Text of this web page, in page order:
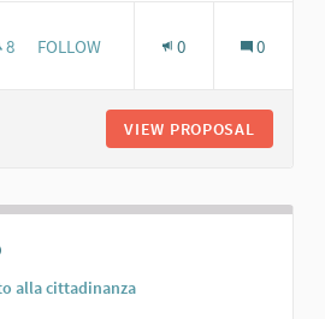
8 8 FOLLOWERS
FOLLOW 0 0
VIEW PROPOSAL
alla cittadinanza